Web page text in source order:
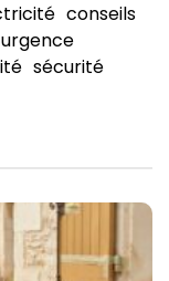
conseils
sécurité